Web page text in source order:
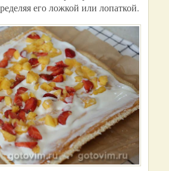
его ложкой или лопаткой.